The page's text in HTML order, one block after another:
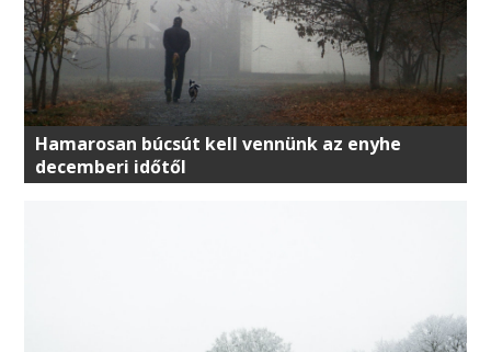
Hamarosan búcsút kell vennünk az enyhe
decemberi időtől